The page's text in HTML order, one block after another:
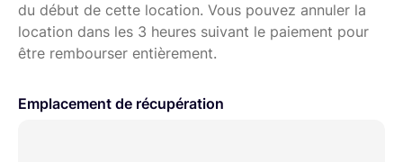
du début de cette location. Vous pouvez annuler la
location dans les 3 heures suivant le paiement pour
être rembourser entièrement.
Emplacement de récupération